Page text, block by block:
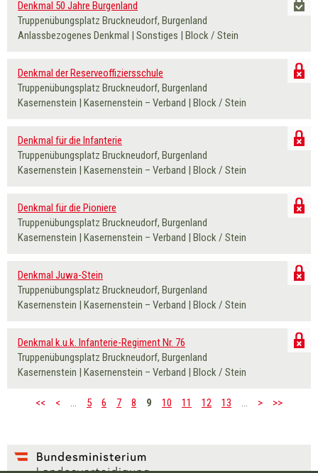
Denkmal 50 Jahre Burgenland
Truppenübungsplatz Bruckneudorf, Burgenland
Anlassbezogenes Denkmal | Sonstiges | Block / Stein
Denkmal der Reserveoffiziersschule
Truppenübungsplatz Bruckneudorf, Burgenland
Kasernenstein | Kasernenstein – Verband | Block / Stein
Denkmal für die Infanterie
Truppenübungsplatz Bruckneudorf, Burgenland
Kasernenstein | Kasernenstein – Verband | Block / Stein
Denkmal für die Pioniere
Truppenübungsplatz Bruckneudorf, Burgenland
Kasernenstein | Kasernenstein – Verband | Block / Stein
Denkmal Juwa-Stein
Truppenübungsplatz Bruckneudorf, Burgenland
Kasernenstein | Kasernenstein – Verband | Block / Stein
Denkmal k.u.k. Infanterie-Regiment Nr. 76
Truppenübungsplatz Bruckneudorf, Burgenland
Kasernenstein | Kasernenstein – Verband | Block / Stein
5 6 7 8 9 10 11 12 13